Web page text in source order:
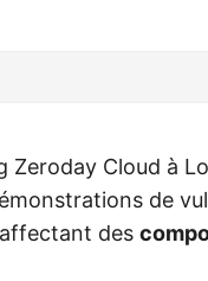
Zeroday Cloud à
de
affectant des